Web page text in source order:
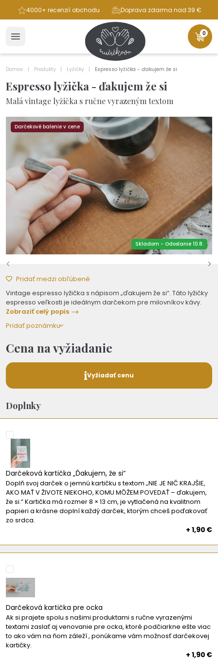
4000+ recenzií obchodu Doprava zdarma nad 39 €
0
Domov Produkty Lyžičky Espresso lyžička - ďakujem že si
Espresso lyžička - ďakujem že si
Malá vintage lyžička s ručne vyrazeným textom
Darčekové balenie v cene
Skladom - Odoslanie 10.8.
Pridať medzi obľúbené
Vintage espresso lyžička s nápisom „ďakujem že si“. Táto lyžičky
espresso veľkosti je ideálnym darčekom pre milovníkov kávy.
Zobraziť celý popis
Pridať poznámku
Cena na vyžiadanie
Vyžiadať cenu
Doplnky
Darčeková kartička „Ďakujem, že si“
Doplň svoj darček o jemnú kartičku s textom „NIE JE NIČ KRAJŠIE,
AKO MAŤ V ŽIVOTE NIEKOHO, KOMU MÔŽEM POVEDAŤ – ďakujem,
že si.“ Kartička má rozmer 8 × 13 cm, je vytlačená na kvalitnom
papieri a krásne doplní každý darček, ktorým chceš poďakovať
zo srdca.
+ 1,90 €
Darčeková kartička pre ocka
Ak si prajete spolu s našimi produktami s ručne vyrazenými
textami zaslať aj venovanie pre ocka, ktoré podčiarkne ešte viac
to ako vám na ňom záleží , ponúkame vám možnosť darčekovej
kartičky.
+ 1,90 €